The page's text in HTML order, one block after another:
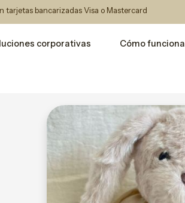
tarjetas bancarizadas Visa o Mastercard
corporativas Cómo funciona